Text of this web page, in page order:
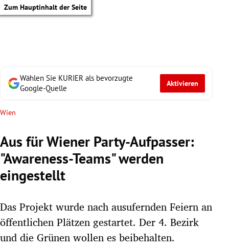
Zum Hauptinhalt der Seite
Untermenü
Untermenü
Wählen Sie KURIER als bevorzugte
Google-Quelle
Aktivieren
Wien
Aus für Wiener Party-Aufpasser:
"Awareness-Teams" werden
eingestellt
Das Projekt wurde nach ausufernden Feiern an
öffentlichen Plätzen gestartet. Der 4. Bezirk
und die Grünen wollen es beibehalten.